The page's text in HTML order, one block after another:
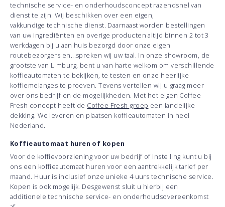
technische service- en onderhoudsconcept razendsnel van
dienst te zijn. Wij beschikken over een eigen,
vakkundige technische dienst. Daarnaast worden bestellingen
van uw ingrediënten en overige producten altijd binnen 2 tot 3
werkdagen bij u aan huis bezorgd door onze eigen
routebezorgers en...spreken wij uw taal. In onze showroom, de
grootste van Limburg, bent u van harte welkom om verschillende
koffieautomaten te bekijken, te testen en onze heerlijke
koffiemelanges te proeven. Tevens vertellen wij u graag meer
over ons bedrijf en de mogelijkheden. Met het eigen Coffee
Fresh concept heeft de Coffee Fresh groep een landelijke
dekking. We leveren en plaatsen koffieautomaten in heel
Nederland.
Koffieautomaat huren of kopen
Voor de koffievoorziening voor uw bedrijf of instelling kunt u bij
ons een koffieautomaat huren voor een aantrekkelijk tarief per
maand. Huur is inclusief onze unieke 4 uurs technische service.
Kopen is ook mogelijk. Desgewenst sluit u hierbij een
additionele technische service- en onderhoudsovereenkomst